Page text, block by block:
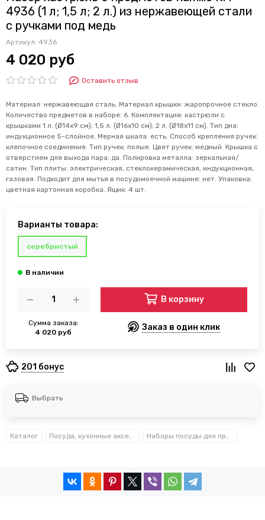
4936 (1 л; 1,5 л; 2 л.) из нержавеющей стали
с ручками под медь
Артикул: 4936
4 020 руб
Оставить отзыв
Материал: нержавеющая сталь. Материал крышки: жаропрочное стекло.
Количество предметов в наборе: 6. Комплектация: кастрюли с
крышками 1 л. (Ø14х9 см); 1,5 л. (Ø16х10 см); 2 л. (Ø18х11 см). Тип дна:
индукционное 5-слойное. Мерная шкала: есть. Способ крепления ручек:
клепочное соединение. Тип ручек: полые. Цвет ручек: медный. Крышка с
отверстием для выхода пара: да. Полировка металла: зеркальная/
сатин. Тип плиты: электрическая, стеклокерамическая, индукционная,
газовая. Подходит для мытья в посудомоечной машине: нет. Упаковка:
цветная картонная коробка. Ящик: 4 шт.
Варианты товара:
серебристый
Сумма заказа:
4 020 руб
В корзину
Заказ в один клик
201 бонус
Выбрать
Каталог Посуда, кухонные аксессуары и принадлежности TM Kamille TM Ofenbach Наборы посуды для приготовления Kamille™, Ofenbach™